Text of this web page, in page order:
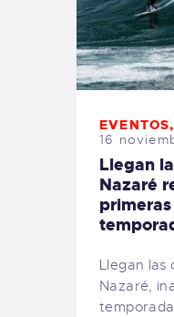
EVENTOS,
16
Llegan
Nazaré
Llegan las
Nazaré,